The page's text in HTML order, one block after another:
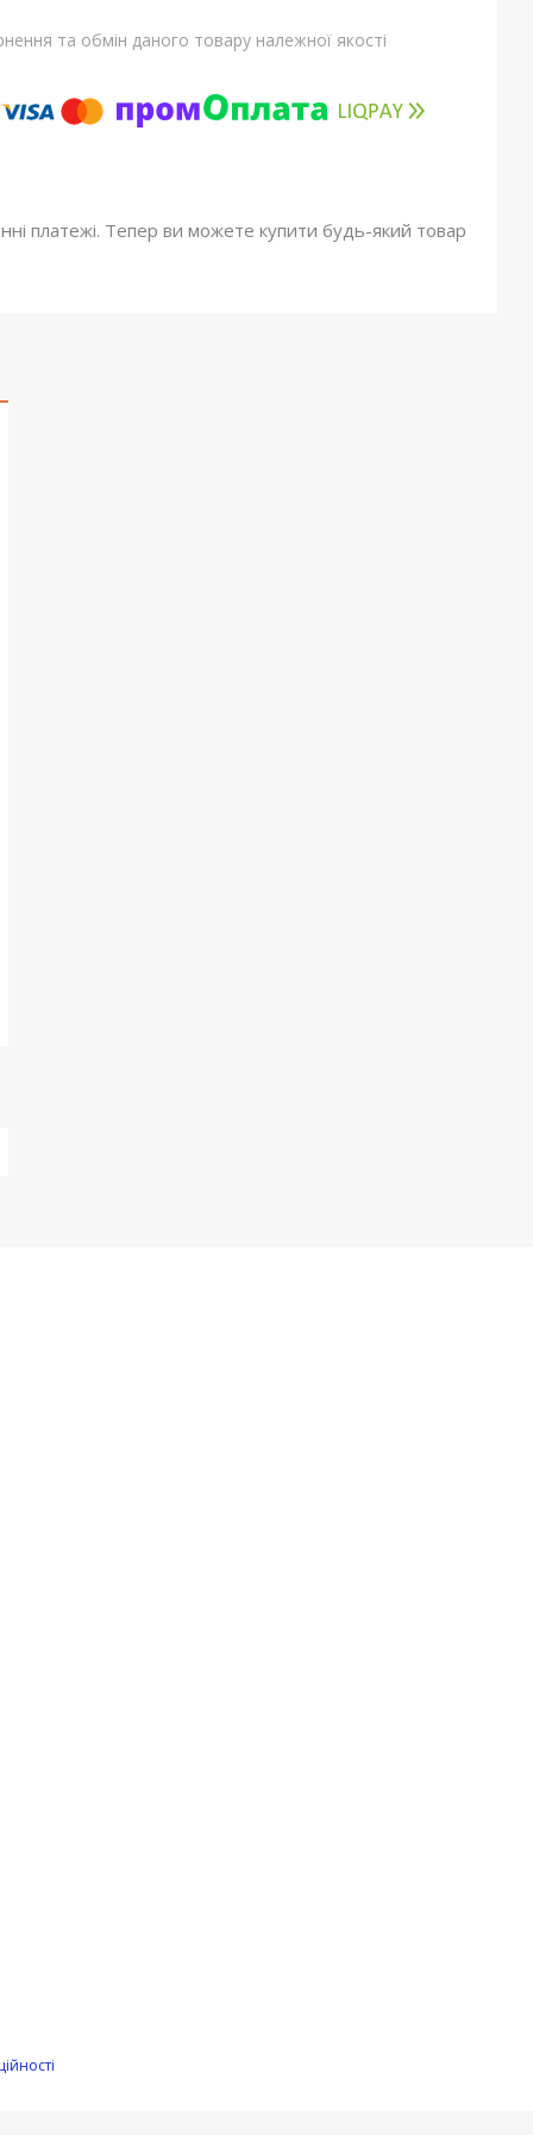
та обмін даного товару належної якості
платежі. Тепер ви можете купити будь-який товар